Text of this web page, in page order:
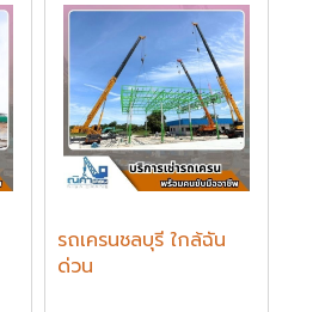
รถเครนชลบุรี ใกล้ฉัน
ด่วน